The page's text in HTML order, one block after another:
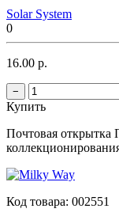
Solar System
0
16.00 р.
−
Купить
Почтовая открытка
Код товара: 002551